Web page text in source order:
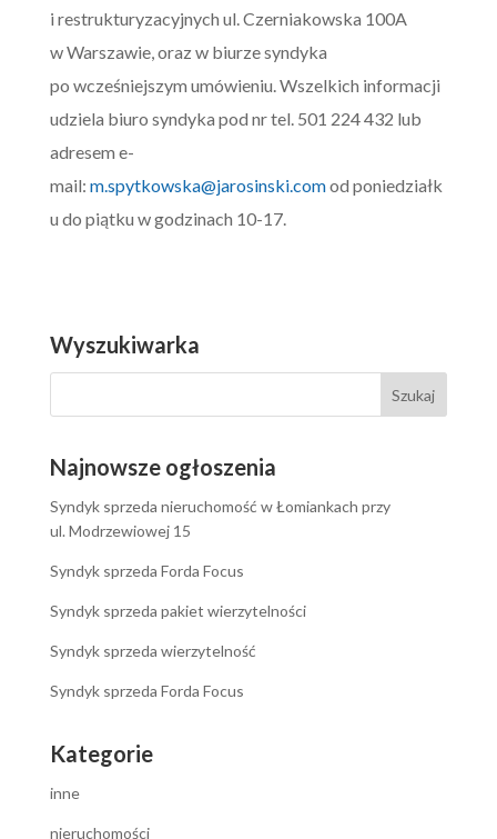
i restrukturyzacyjnych ul. Czerniakowska 100A
w Warszawie, oraz w biurze syndyka
po wcześniejszym umówieniu. Wszelkich informacji
udziela biuro syndyka pod nr tel. 501 224 432 lub
adresem e-
mail: m.spytkowska@jarosinski.comod poniedziałk
u do piątku w godzinach 10-17.
Wyszukiwarka
Najnowsze ogłoszenia
Syndyk sprzeda nieruchomość w Łomiankach przy
ul. Modrzewiowej 15
Syndyk sprzeda Forda Focus
Syndyk sprzeda pakiet wierzytelności
Syndyk sprzeda wierzytelność
Syndyk sprzeda Forda Focus
Kategorie
inne
nieruchomości